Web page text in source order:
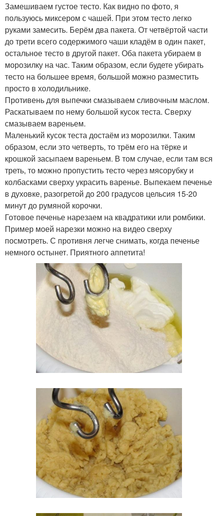
Замешиваем густое тесто. Как видно по фото, я
пользуюсь миксером с чашей. При этом тесто легко
руками замесить. Берём два пакета. От четвёртой части
до трети всего содержимого чаши кладём в один пакет,
остальное тесто в другой пакет. Оба пакета убираем в
морозилку на час. Таким образом, если будете убирать
тесто на большее время, большой можно разместить
просто в холодильнике.
Противень для выпечки смазываем сливочным маслом.
Раскатываем по нему большой кусок теста. Сверху
смазываем вареньем.
Маленький кусок теста достаём из морозилки. Таким
образом, если это четверть, то трём его на тёрке и
крошкой засыпаем вареньем. В том случае, если там вся
треть, то можно пропустить тесто через мясорубку и
колбасками сверху украсить варенье. Выпекаем печенье
в духовке, разогретой до 200 градусов цельсия 15-20
минут до румяной корочки.
Готовое печенье нарезаем на квадратики или ромбики.
Пример моей нарезки можно на видео сверху
посмотреть. С противня легче снимать, когда печенье
немного остынет. Приятного аппетита!